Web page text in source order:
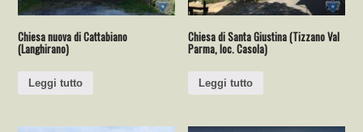
Chiesa nuova di Cattabiano
(Langhirano)
Leggi tutto
Chiesa di Santa Giustina (Tizzano Val
Parma, loc. Casola)
Leggi tutto